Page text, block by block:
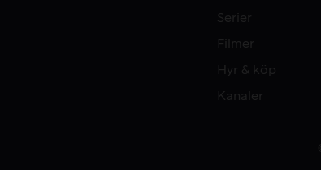
Serier
Filmer
Hyr & köp
Kanaler